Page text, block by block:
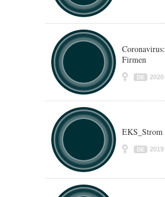
Firmen
DE 2020
EKS_Strom
DE 2019